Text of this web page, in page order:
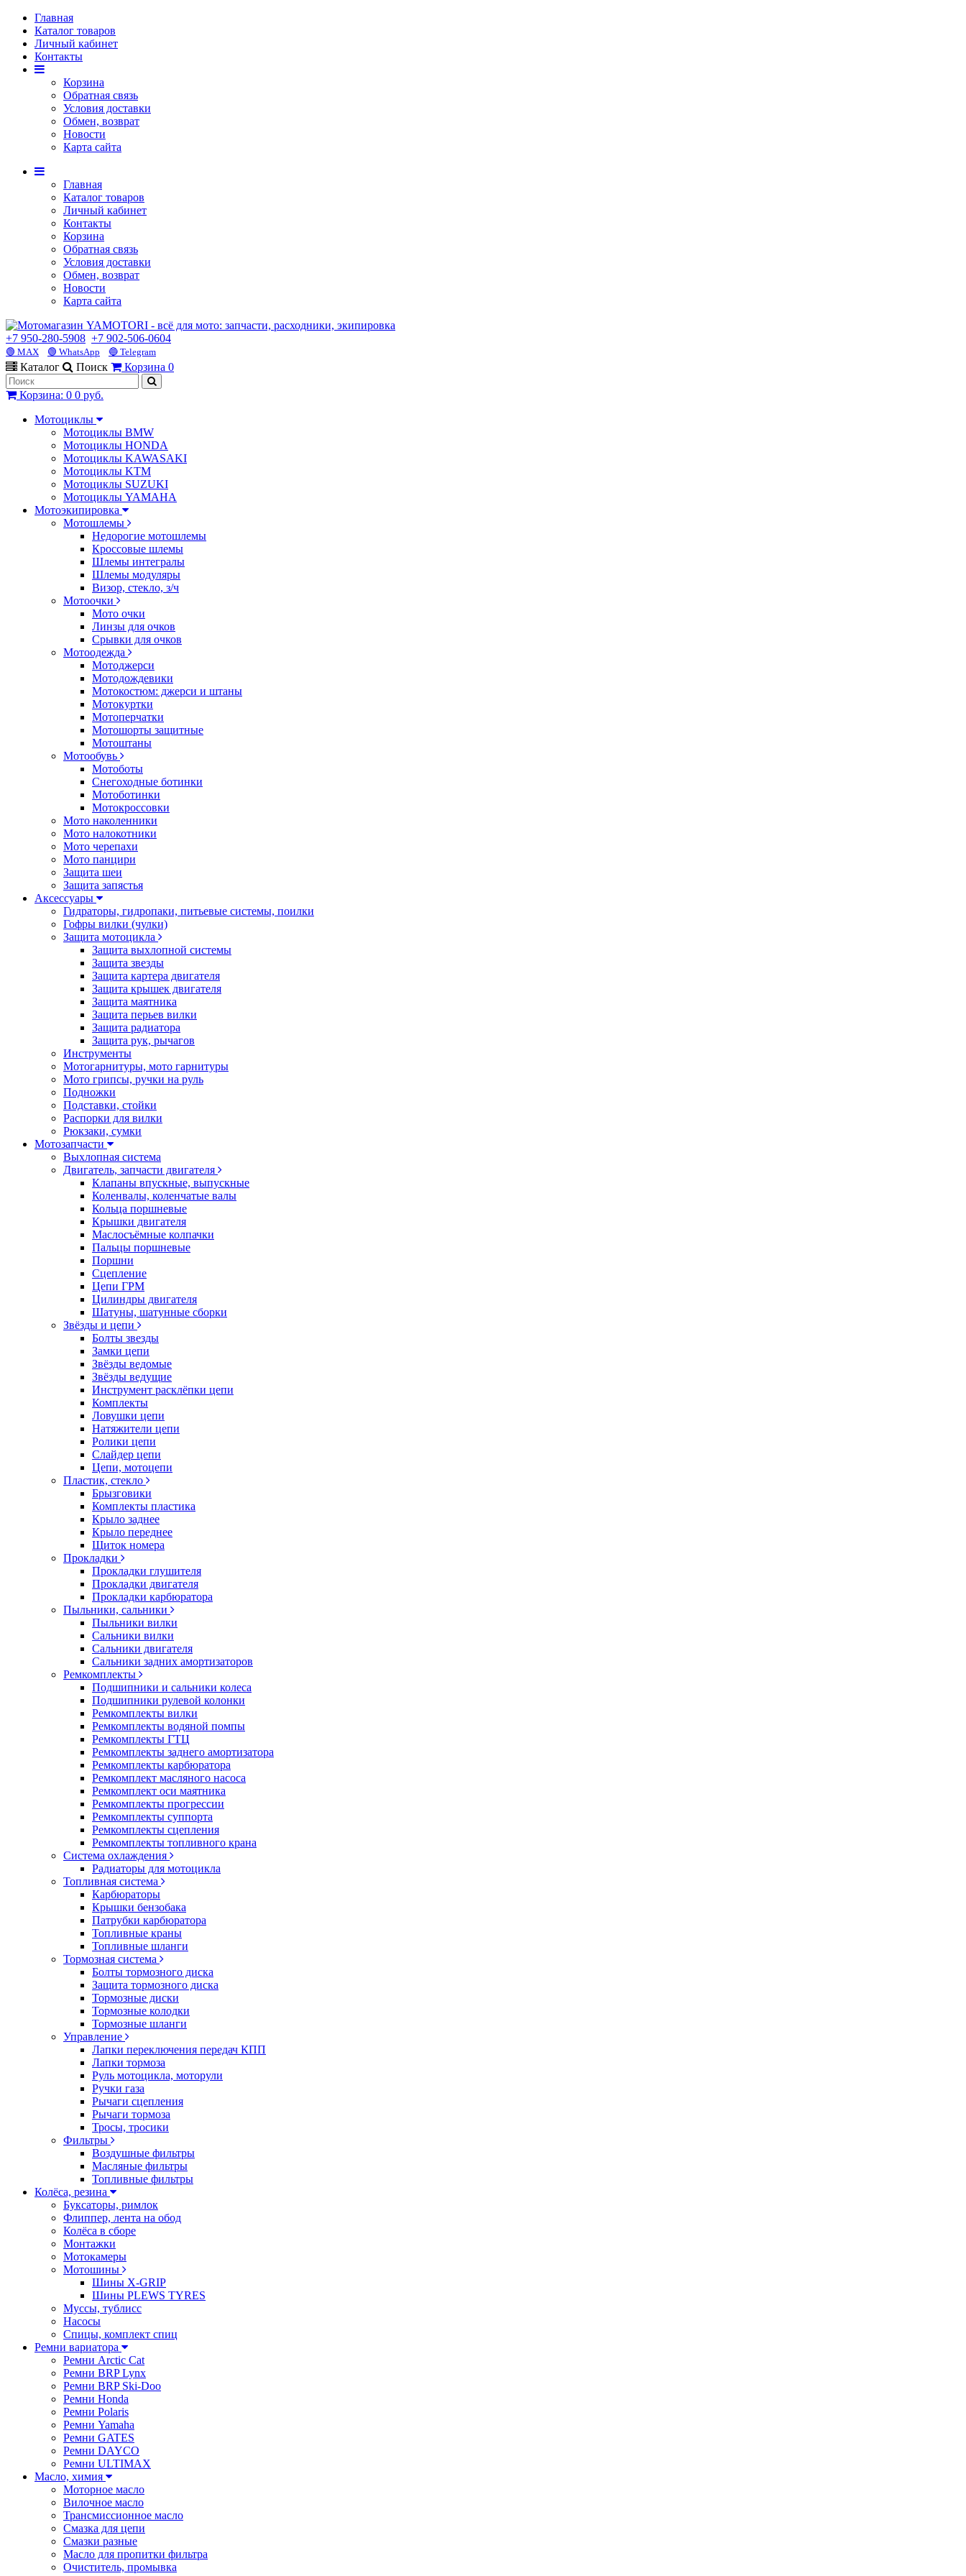
Главная
Каталог товаров
Личный кабинет
Контакты
Корзина
Обратная связь
Условия доставки
Обмен, возврат
Новости
Карта сайта
Главная
Каталог товаров
Личный кабинет
Контакты
Корзина
Обратная связь
Условия доставки
Обмен, возврат
Новости
Карта сайта
+7 950-280-5908 +7 902-506-0604
🟢 MAX 🟢 WhatsApp 🔵 Telegram
Каталог Поиск Корзина 0
Корзина: 0 0 руб.
Мотоциклы
Мотоциклы BMW
Мотоциклы HONDA
Мотоциклы KAWASAKI
Мотоциклы KTM
Мотоциклы SUZUKI
Мотоциклы YAMAHA
Мотоэкипировка
Мотошлемы
Недорогие мотошлемы
Кроссовые шлемы
Шлемы интегралы
Шлемы модуляры
Визор, стекло, з/ч
Мотоочки
Мото очки
Линзы для очков
Срывки для очков
Мотоодежда
Мотоджерси
Мотодождевики
Мотокостюм: джерси и штаны
Мотокуртки
Мотоперчатки
Мотошорты защитные
Мотоштаны
Мотообувь
Мотоботы
Снегоходные ботинки
Мотоботинки
Мотокроссовки
Мото наколенники
Мото налокотники
Мото черепахи
Мото панцири
Защита шеи
Защита запястья
Аксессуары
Гидраторы, гидропаки, питьевые системы, поилки
Гофры вилки (чулки)
Защита мотоцикла
Защита выхлопной системы
Защита звезды
Защита картера двигателя
Защита крышек двигателя
Защита маятника
Защита перьев вилки
Защита радиатора
Защита рук, рычагов
Инструменты
Мотогарнитуры, мото гарнитуры
Мото грипсы, ручки на руль
Подножки
Подставки, стойки
Распорки для вилки
Рюкзаки, сумки
Мотозапчасти
Выхлопная система
Двигатель, запчасти двигателя
Клапаны впускные, выпускные
Коленвалы, коленчатые валы
Кольца поршневые
Крышки двигателя
Маслосъёмные колпачки
Пальцы поршневые
Поршни
Сцепление
Цепи ГРМ
Цилиндры двигателя
Шатуны, шатунные сборки
Звёзды и цепи
Болты звезды
Замки цепи
Звёзды ведомые
Звёзды ведущие
Инструмент расклёпки цепи
Комплекты
Ловушки цепи
Натяжители цепи
Ролики цепи
Слайдер цепи
Цепи, мотоцепи
Пластик, стекло
Брызговики
Комплекты пластика
Крыло заднее
Крыло переднее
Щиток номера
Прокладки
Прокладки глушителя
Прокладки двигателя
Прокладки карбюратора
Пыльники, сальники
Пыльники вилки
Сальники вилки
Сальники двигателя
Сальники задних амортизаторов
Ремкомплекты
Подшипники и сальники колеса
Подшипники рулевой колонки
Ремкомплекты вилки
Ремкомплекты водяной помпы
Ремкомплекты ГТЦ
Ремкомплекты заднего амортизатора
Ремкомплекты карбюратора
Ремкомплект масляного насоса
Ремкомплект оси маятника
Ремкомплекты прогрессии
Ремкомплекты суппорта
Ремкомплекты сцепления
Ремкомплекты топливного крана
Система охлаждения
Радиаторы для мотоцикла
Топливная система
Карбюраторы
Крышки бензобака
Патрубки карбюратора
Топливные краны
Топливные шланги
Тормозная система
Болты тормозного диска
Защита тормозного диска
Тормозные диски
Тормозные колодки
Тормозные шланги
Управление
Лапки переключения передач КПП
Лапки тормоза
Руль мотоцикла, моторули
Ручки газа
Рычаги сцепления
Рычаги тормоза
Тросы, тросики
Фильтры
Воздушные фильтры
Масляные фильтры
Топливные фильтры
Колёса, резина
Буксаторы, римлок
Флиппер, лента на обод
Колёса в сборе
Монтажки
Мотокамеры
Мотошины
Шины X-GRIP
Шины PLEWS TYRES
Муссы, тублисс
Насосы
Спицы, комплект спиц
Ремни вариатора
Ремни Arctic Cat
Ремни BRP Lynx
Ремни BRP Ski-Doo
Ремни Honda
Ремни Polaris
Ремни Yamaha
Ремни GATES
Ремни DAYCO
Ремни ULTIMAX
Масло, химия
Моторное масло
Вилочное масло
Трансмиссионное масло
Смазка для цепи
Смазки разные
Масло для пропитки фильтра
Очиститель, промывка